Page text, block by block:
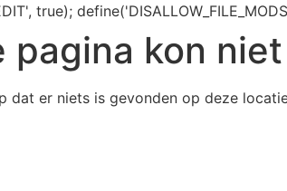
true);
pagina kon
dat er niets is gevonden op deze